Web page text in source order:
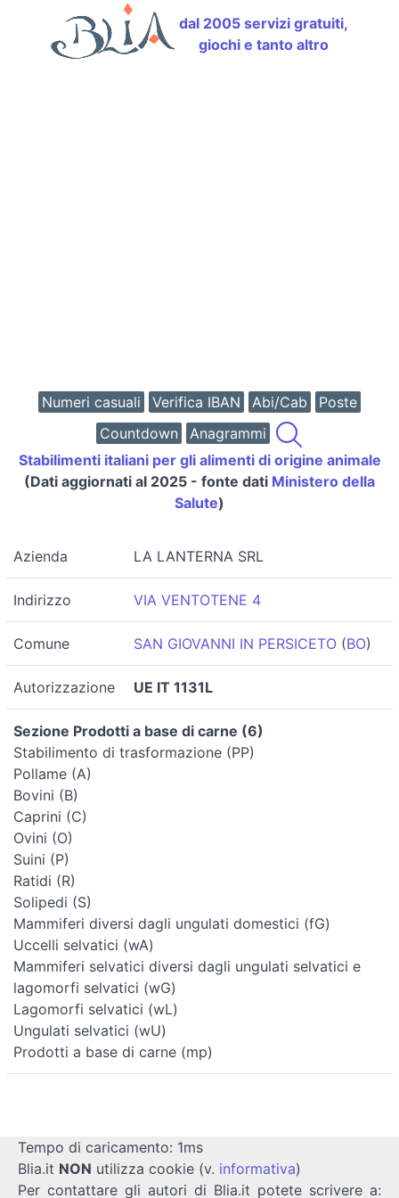
dal 2005 servizi gratuiti,
giochi e tanto altro
Numeri casuali Verifica IBAN Abi/Cab
Poste
Countdown
Anagrammi
Stabilimenti italiani per gli alimenti di origine animale
(Dati aggiornati al 2025 - fonte dati Ministero della
Salute)
Azienda LA LANTERNA SRL
Indirizzo VIA VENTOTENE 4
Comune SAN GIOVANNI IN PERSICETO (BO)
Autorizzazione UE IT 1131L
Sezione Prodotti a base di carne (6)
Stabilimento di trasformazione (PP)
Pollame (A)
Bovini (B)
Caprini (C)
Ovini (O)
Suini (P)
Ratidi (R)
Solipedi (S)
Mammiferi diversi dagli ungulati domestici (fG)
Uccelli selvatici (wA)
Mammiferi selvatici diversi dagli ungulati selvatici e
lagomorfi selvatici (wG)
Lagomorfi selvatici (wL)
Ungulati selvatici (wU)
Prodotti a base di carne (mp)
Tempo di caricamento: 1ms
Blia.it NON utilizza cookie (v. informativa)
Per contattare gli autori di Blia.it potete scrivere a: